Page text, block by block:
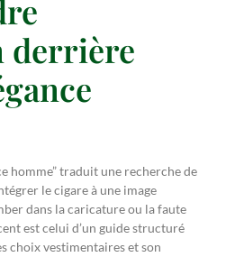
derrière
homme” traduit une recherche de
le cigare à une image
dans la caricature ou la faute
est celui d’un guide structuré
choix vestimentaires et son